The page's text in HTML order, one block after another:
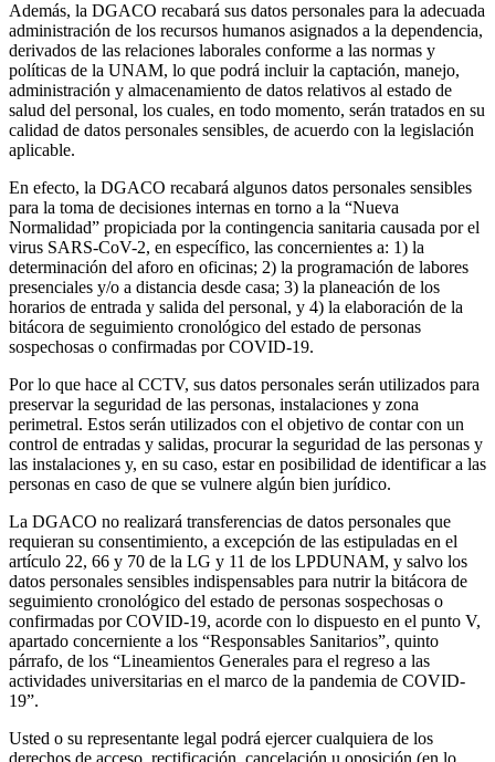
Además, la DGACO recabará sus datos personales para la adecuada
administración de los recursos humanos asignados a la dependencia,
derivados de las relaciones laborales conforme a las normas y
políticas de la UNAM, lo que podrá incluir la captación, manejo,
administración y almacenamiento de datos relativos al estado de
salud del personal, los cuales, en todo momento, serán tratados en su
calidad de datos personales sensibles, de acuerdo con la legislación
aplicable.
En efecto, la DGACO recabará algunos datos personales sensibles
para la toma de decisiones internas en torno a la “Nueva
Normalidad” propiciada por la contingencia sanitaria causada por el
virus SARS-CoV-2, en específico, las concernientes a: 1) la
determinación del aforo en oficinas; 2) la programación de labores
presenciales y/o a distancia desde casa; 3) la planeación de los
horarios de entrada y salida del personal, y 4) la elaboración de la
bitácora de seguimiento cronológico del estado de personas
sospechosas o confirmadas por COVID-19.
Por lo que hace al CCTV, sus datos personales serán utilizados para
preservar la seguridad de las personas, instalaciones y zona
perimetral. Estos serán utilizados con el objetivo de contar con un
control de entradas y salidas, procurar la seguridad de las personas y
las instalaciones y, en su caso, estar en posibilidad de identificar a las
personas en caso de que se vulnere algún bien jurídico.
La DGACO no realizará transferencias de datos personales que
requieran su consentimiento, a excepción de las estipuladas en el
artículo 22, 66 y 70 de la LG y 11 de los LPDUNAM, y salvo los
datos personales sensibles indispensables para nutrir la bitácora de
seguimiento cronológico del estado de personas sospechosas o
confirmadas por COVID-19, acorde con lo dispuesto en el punto V,
apartado concerniente a los “Responsables Sanitarios”, quinto
párrafo, de los “Lineamientos Generales para el regreso a las
actividades universitarias en el marco de la pandemia de COVID-
19”.
Usted o su representante legal podrá ejercer cualquiera de los